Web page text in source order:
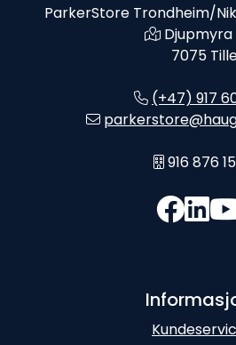
ParkerStore Trondheim/
Djupmyra
7075
(+47) 917
916 876